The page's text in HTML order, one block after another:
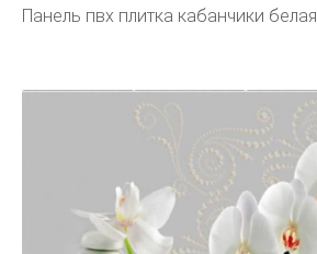
Панель пвх плитка кабанчики белая